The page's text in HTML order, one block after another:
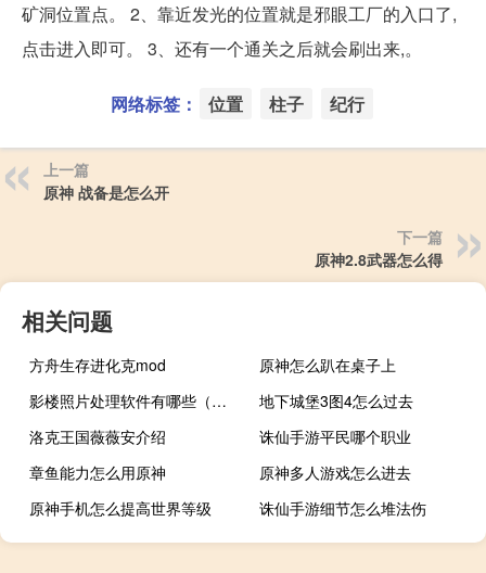
矿洞位置点。 2、靠近发光的位置就是邪眼工厂的入口了,
点击进入即可。 3、还有一个通关之后就会刷出来,。
网络标签： 位置 柱子 纪行
上一篇
原神 战备是怎么开
下一篇
原神2.8武器怎么得
相关问题
方舟生存进化克mod
原神怎么趴在桌子上
影楼照片处理软件有哪些（影楼照片处理软件）
地下城堡3图4怎么过去
洛克王国薇薇安介绍
诛仙手游平民哪个职业
章鱼能力怎么用原神
原神多人游戏怎么进去
原神手机怎么提高世界等级
诛仙手游细节怎么堆法伤